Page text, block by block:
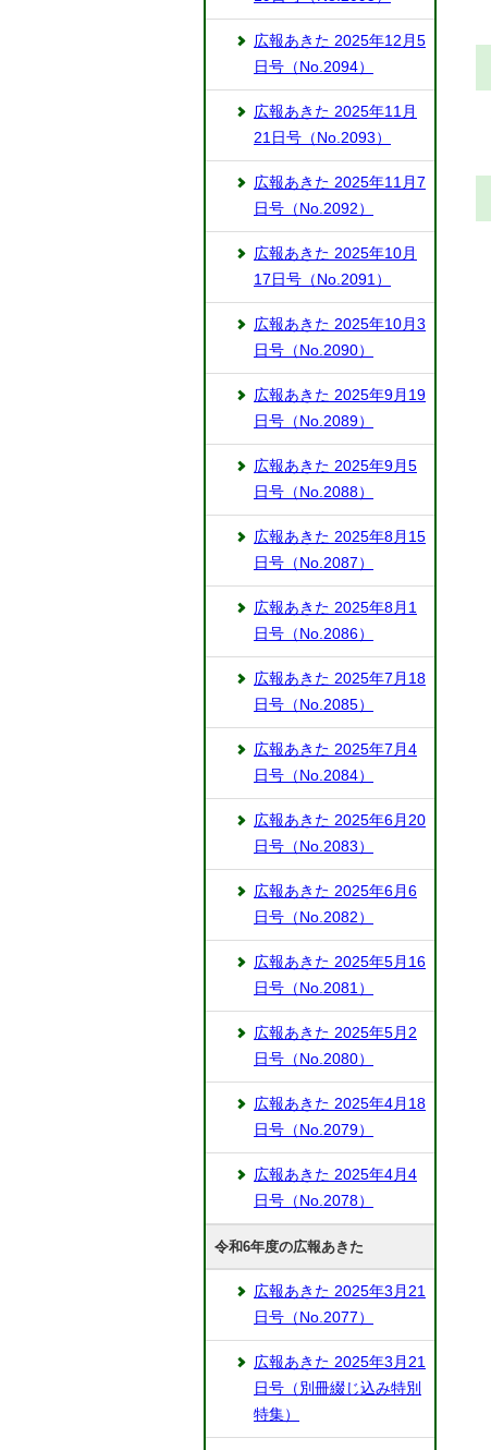
広報あきた 2025年12月5
日号（No.2094）
広報あきた 2025年11月
21日号（No.2093）
広報あきた 2025年11月7
日号（No.2092）
広報あきた 2025年10月
17日号（No.2091）
広報あきた 2025年10月3
日号（No.2090）
広報あきた 2025年9月19
日号（No.2089）
広報あきた 2025年9月5
日号（No.2088）
広報あきた 2025年8月15
日号（No.2087）
広報あきた 2025年8月1
日号（No.2086）
広報あきた 2025年7月18
日号（No.2085）
広報あきた 2025年7月4
日号（No.2084）
広報あきた 2025年6月20
日号（No.2083）
広報あきた 2025年6月6
日号（No.2082）
広報あきた 2025年5月16
日号（No.2081）
広報あきた 2025年5月2
日号（No.2080）
広報あきた 2025年4月18
日号（No.2079）
広報あきた 2025年4月4
日号（No.2078）
令和6年度の広報あきた
広報あきた 2025年3月21
日号（No.2077）
広報あきた 2025年3月21
日号（別冊綴じ込み特別
特集）